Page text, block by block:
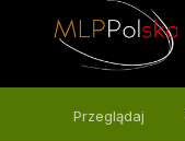
Przeglądaj